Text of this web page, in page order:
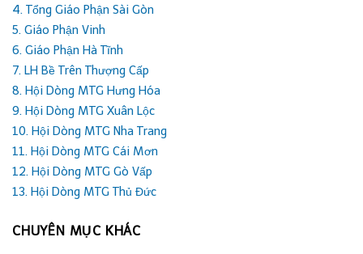
4. Tổng Giáo Phận Sài Gòn
5. Giáo Phận Vinh
6. Giáo Phận Hà Tĩnh
7. LH Bề Trên Thượng Cấp
8. Hội Dòng MTG Hưng Hóa
9. Hội Dòng MTG Xuân Lộc
10. Hội Dòng MTG Nha Trang
11. Hội Dòng MTG Cái Mơn
12. Hội Dòng MTG Gò Vấp
13. Hội Dòng MTG Thủ Đức
CHUYÊN MỤC KHÁC